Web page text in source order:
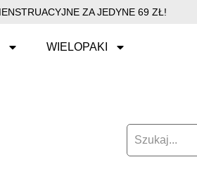
ZA JEDYNE 69 ZŁ!
WIELOPAKI